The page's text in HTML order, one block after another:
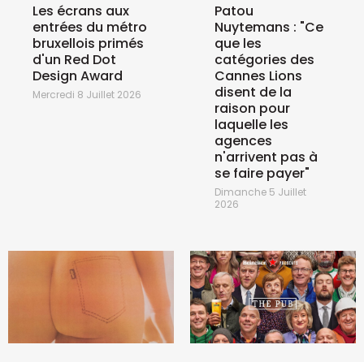
Les écrans aux
entrées du métro
bruxellois primés
d'un Red Dot
Design Award
Mercredi 8 Juillet 2026
Patou
Nuytemans : "Ce
que les
catégories des
Cannes Lions
disent de la
raison pour
laquelle les
agences
n'arrivent pas à
se faire payer"
Dimanche 5 Juillet
2026